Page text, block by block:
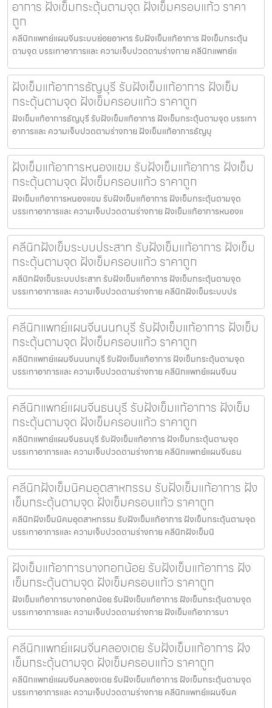
อาการ ฝังเข็มกระตุ้นตามจุด ฝังเข็มครอบแก้ว ราคา
ถูก
คลีนิกแพทย์แผนจีนระบบย่อยอาหาร รับฝังเข็มแก้อาการ ฝังเข็มกระตุ้น
ตามจุด บรรเทาอาการและ ความเจ็บปวดตามร่างกาย คลีนิกแพทย์แ
ฝังเข็มแก้อาการธัญบุรี รับฝังเข็มแก้อาการ ฝังเข็ม
กระตุ้นตามจุด ฝังเข็มครอบแก้ว ราคาถูก
ฝังเข็มแก้อาการธัญบุรี รับฝังเข็มแก้อาการ ฝังเข็มกระตุ้นตามจุด บรรเทา
อาการและ ความเจ็บปวดตามร่างกาย ฝังเข็มแก้อาการธัญบุ
ฝังเข็มแก้อาการหนองแขม รับฝังเข็มแก้อาการ ฝังเข็ม
กระตุ้นตามจุด ฝังเข็มครอบแก้ว ราคาถูก
ฝังเข็มแก้อาการหนองแขม รับฝังเข็มแก้อาการ ฝังเข็มกระตุ้นตามจุด
บรรเทาอาการและ ความเจ็บปวดตามร่างกาย ฝังเข็มแก้อาการหนองแ
คลีนิกฝังเข็มระบบประสาท รับฝังเข็มแก้อาการ ฝังเข็ม
กระตุ้นตามจุด ฝังเข็มครอบแก้ว ราคาถูก
คลีนิกฝังเข็มระบบประสาท รับฝังเข็มแก้อาการ ฝังเข็มกระตุ้นตามจุด
บรรเทาอาการและ ความเจ็บปวดตามร่างกาย คลีนิกฝังเข็มระบบปร
คลีนิกแพทย์แผนจีนนนทบุรี รับฝังเข็มแก้อาการ ฝังเข็ม
กระตุ้นตามจุด ฝังเข็มครอบแก้ว ราคาถูก
คลีนิกแพทย์แผนจีนนนทบุรี รับฝังเข็มแก้อาการ ฝังเข็มกระตุ้นตามจุด
บรรเทาอาการและ ความเจ็บปวดตามร่างกาย คลีนิกแพทย์แผนจีนน
คลีนิกแพทย์แผนจีนธนบุรี รับฝังเข็มแก้อาการ ฝังเข็ม
กระตุ้นตามจุด ฝังเข็มครอบแก้ว ราคาถูก
คลีนิกแพทย์แผนจีนธนบุรี รับฝังเข็มแก้อาการ ฝังเข็มกระตุ้นตามจุด
บรรเทาอาการและ ความเจ็บปวดตามร่างกาย คลีนิกแพทย์แผนจีนธน
คลีนิกฝังเข็มนิคมอุตสาหกรรม รับฝังเข็มแก้อาการ ฝัง
เข็มกระตุ้นตามจุด ฝังเข็มครอบแก้ว ราคาถูก
คลีนิกฝังเข็มนิคมอุตสาหกรรม รับฝังเข็มแก้อาการ ฝังเข็มกระตุ้นตามจุด
บรรเทาอาการและ ความเจ็บปวดตามร่างกาย คลีนิกฝังเข็มนิ
ฝังเข็มแก้อาการบางกอกน้อย รับฝังเข็มแก้อาการ ฝัง
เข็มกระตุ้นตามจุด ฝังเข็มครอบแก้ว ราคาถูก
ฝังเข็มแก้อาการบางกอกน้อย รับฝังเข็มแก้อาการ ฝังเข็มกระตุ้นตามจุด
บรรเทาอาการและ ความเจ็บปวดตามร่างกาย ฝังเข็มแก้อาการบา
คลีนิกแพทย์แผนจีนคลองเตย รับฝังเข็มแก้อาการ ฝัง
เข็มกระตุ้นตามจุด ฝังเข็มครอบแก้ว ราคาถูก
คลีนิกแพทย์แผนจีนคลองเตย รับฝังเข็มแก้อาการ ฝังเข็มกระตุ้นตามจุด
บรรเทาอาการและ ความเจ็บปวดตามร่างกาย คลีนิกแพทย์แผนจีนค